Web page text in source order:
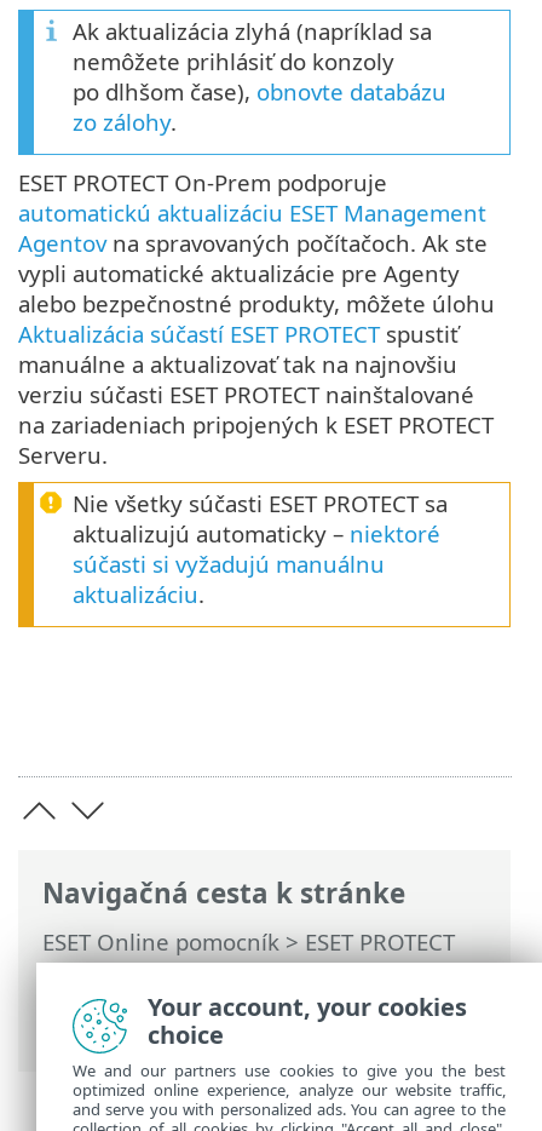
Navigačná cesta k stránke
ESET Online pomocník>ESET PROTECT
On-Prem>Používanie ESET PROTECT On-
Prem>Automatické aktualizácie>
Aktualizácia ESET PROTECT On-Prem
Ak aktualizácia zlyhá (napríklad sa
nemôžete prihlásiť do konzoly
po dlhšom čase), obnovte databázu
zo zálohy.
ESET PROTECT On-Prem podporuje
automatickú aktualizáciu ESET Management
Agentovna spravovaných počítačoch. Ak ste
vypli automatické aktualizácie pre Agenty
alebo bezpečnostné produkty, môžete úlohu
Aktualizácia súčastí ESET PROTECTspustiť
manuálne a aktualizovať tak na najnovšiu
verziu súčasti ESET PROTECT nainštalované
na zariadeniach pripojených k ESET PROTECT
Serveru.
Nie všetky súčasti ESET PROTECT sa
aktualizujú automaticky – niektoré
súčasti si vyžadujú manuálnu
aktualizáciu.
Your account, your cookies
choice
We and our partners use cookies to give you the best
optimized online experience, analyze our website traffic,
and serve you with personalized ads. You can agree to the